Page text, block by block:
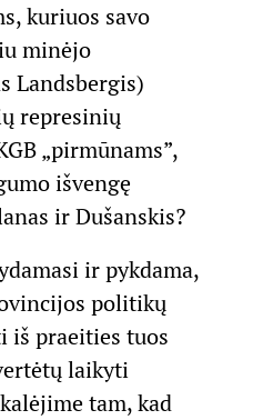
kuriuos savo
minėjo
Landsbergis)
represinių
„pirmūnams”,
išvengę
ir Dušanskis?
ir pykdama,
politikų
iš praeities tuos
laikyti
tam, kad